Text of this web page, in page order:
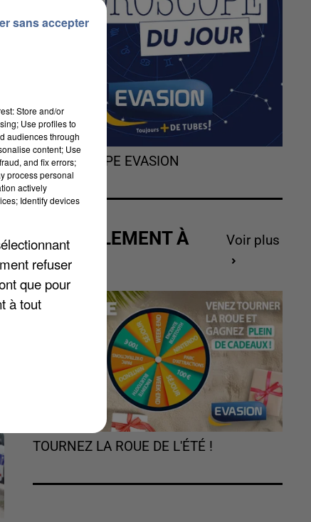
L'HOROSCOPE EVASION
ACTUELLEMENT À
GAGNER
Voir plus
TOURNEZ LA ROUE DE L'ÉTÉ !
Store and/or
Use profiles to
audiences through
content; Use
and fix errors;
process personal
actively
Identify devices
refuser
que pour
à tout
sans accepter